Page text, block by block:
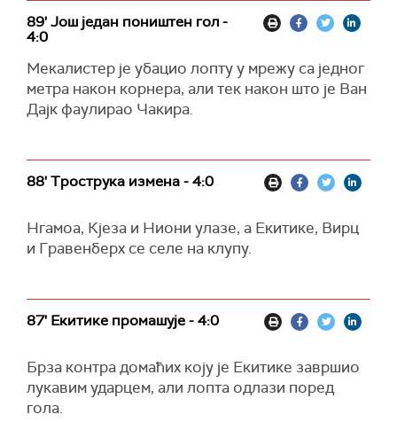
89' Још један поништен гол -
4:0
Мекалистер је убацио лопту у мрежу са једног
метра након корнера, али тек након што је Ван
Дајк фаулирао Чакира.
88' Трострука измена - 4:0
Нгамоа, Кјеза и Ниони улазе, а Екитике, Вирц
и Гравенберх се селе на клупу.
87' Екитике промашује - 4:0
Брза контра домаћих коју је Екитике завршио
лукавим ударцем, али лопта одлази поред
гола.